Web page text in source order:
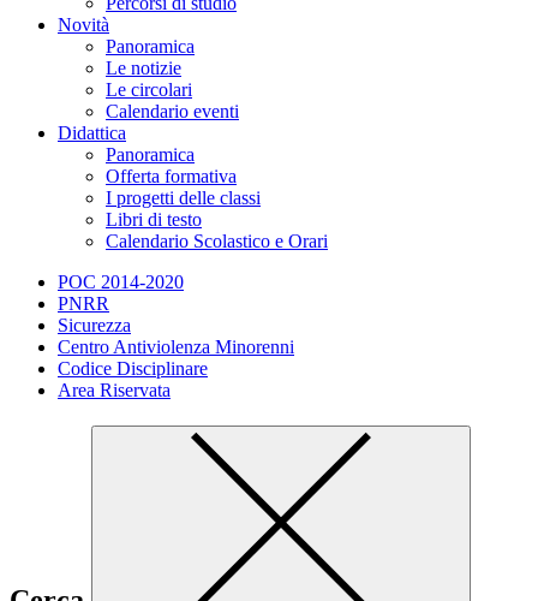
Novità
Panoramica
Le notizie
Le circolari
Calendario eventi
Didattica
Panoramica
Offerta formativa
I progetti delle classi
Libri di testo
Calendario Scolastico e Orari
POC 2014-2020
PNRR
Sicurezza
Centro Antiviolenza Minorenni
Codice Disciplinare
Area Riservata